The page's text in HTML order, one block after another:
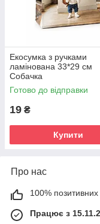
Екосумка з ручками
ламінована 33*29 см
Собачка
Готово до відправки
19 ₴
Купити
Про нас
100% позитивних
Працює з